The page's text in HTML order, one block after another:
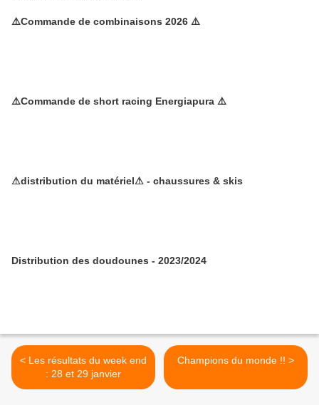
⚠️Commande de combinaisons 2026 ⚠️
⚠️Commande de short racing Energiapura ⚠️
⚠distribution du matériel⚠ - chaussures & skis
Distribution des doudounes - 2023/2024
< Les résultats du week end
: 28 et 29 janvier
Champions du monde !! >